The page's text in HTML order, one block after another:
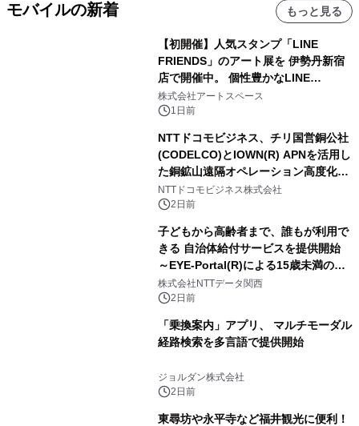
モバイルの新着 もっと見る
【初開催】人気スタンプ「LINE
FRIENDS」のアート展を 伊勢丹新宿
店で開催中。 個性豊かなLINE
FRIENDSの仲間たちが インテリアア
ートとして新たな魅力を発信。
株式会社アートスペース
1日前
NTTドコモビジネス、チリ国営銅公社
(CODELCO)とIOWN(R) APNを活用し
た銅鉱山遠隔オペレーション高度化に
向けた調査・実証を開始
NTTドコモビジネス株式会社
2日前
子どもから高齢者まで、誰もが利用で
きる 自治体給付サービスを提供開始
～EYE-Portal(R)による15歳未満の本
人認証と デジタルデバイド対策で実現
～
株式会社NTTデータ関西
2日前
「乗換案内」アプリ、 マルチモーダル
経路検索を多言語で提供開始
ジョルダン株式会社
2日前
東尋坊や永平寺など福井観光に便利！